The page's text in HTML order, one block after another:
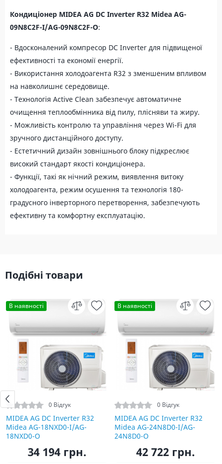
Кондиціонер MIDEA AG DC Inverter R32 Midea AG-
09N8C2F-I/AG-09N8C2F-O:
- Вдосконалений компресор DC Inverter для підвищеної
ефективності та економії енергії.
- Використання холодоагента R32 з зменшеним впливом
на навколишнє середовище.
- Технологія Active Clean забезпечує автоматичне
очищення теплообмінника від пилу, плісняви та жиру.
- Можливість контролю та управління через Wi-Fi для
зручного дистанційного доступу.
- Естетичний дизайн зовнішнього блоку підкреслює
високий стандарт якості кондиціонера.
- Функції, такі як нічний режим, виявлення витоку
холодоагента, режим осушення та технологія 180-
градусного інверторного перетворення, забезпечують
ефективну та комфортну експлуатацію.
Подібні товари
В наявності
0 Відгук
MIDEA AG DC Inverter R32
Midea AG-18NXD0-I/AG-
18NXD0-O
34 194 грн.
В наявності
0 Відгук
MIDEA AG DC Inverter R32
Midea AG-24N8D0-I/AG-
24N8D0-O
42 722 грн.